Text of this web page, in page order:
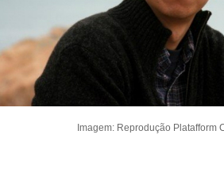
Imagem: Reprodução Platafform